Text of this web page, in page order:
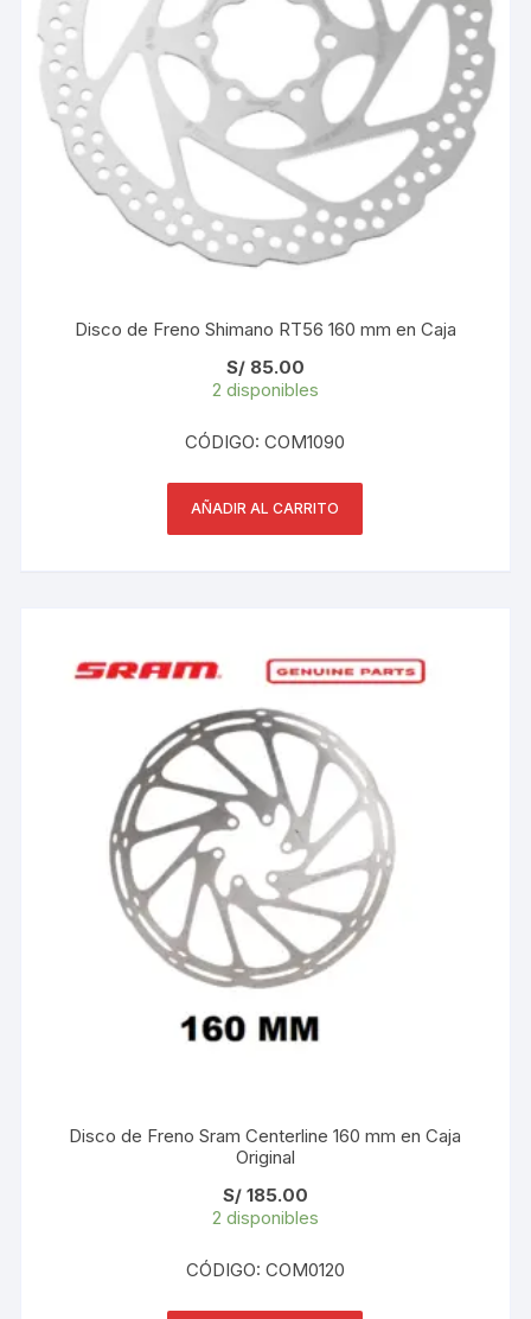
Disco de Freno Shimano RT56 160 mm en Caja
S/85.00
2 disponibles
CÓDIGO: COM1090
AÑADIR AL CARRITO
Disco de Freno Sram Centerline 160 mm en Caja
Original
S/185.00
2 disponibles
CÓDIGO: COM0120